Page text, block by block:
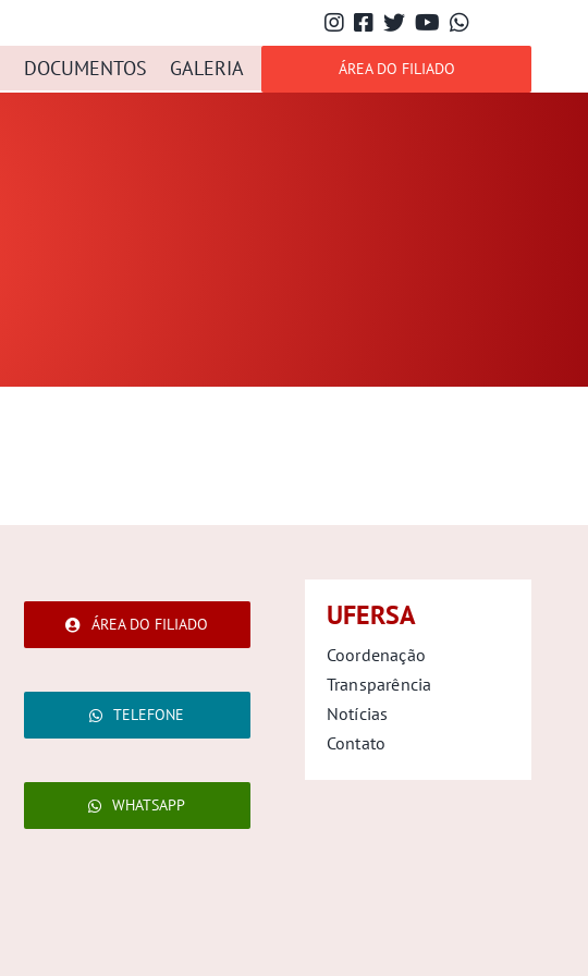
DOCUMENTOS GALERIA ÁREA DO FILIADO
ÁREA DO FILIADO
TELEFONE
WHATSAPP
UFERSA
Coordenação
Transparência
Notícias
Contato